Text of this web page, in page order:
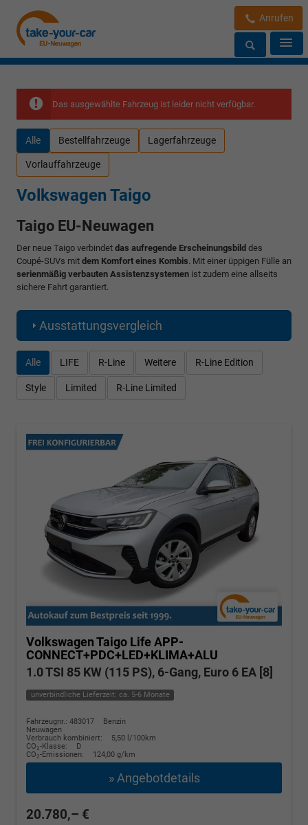
Anrufen
Das ausgewählte Fahrzeug ist leider nicht verfügbar.
Alle Bestellfahrzeuge Lagerfahrzeuge
Vorlauffahrzeuge
Volkswagen Taigo
Taigo EU-Neuwagen
Der neue Taigo verbindet das aufregende Erscheinungsbild des
Coupé-SUVs mit dem Komfort eines Kombis . Mit einer üppigen Fülle an
serienmäßig verbauten Assistenzsystemen ist zudem eine allseits
sichere Fahrt garantiert.
Ausstattungsvergleich
Alle LIFE R-Line Weitere R-Line Edition
Style Limited R-Line Limited
Volkswagen Taigo Life APP-
CONNECT+PDC+LED+KLIMA+ALU
1.0 TSI 85 KW (115 PS), 6-Gang, Euro 6 EA [8]
unverbindliche Lieferzeit: ca. 5-6 Monate
Fahrzeugnr.: 483017
Benzin
Neuwagen
Verbrauch kombiniert:
5,50 l/100km
CO2-Klasse:
D
CO2-Emissionen: 124,00 g/km
» Angebotdetails
20.780,– €